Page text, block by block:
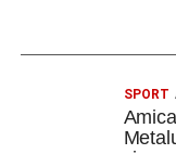
SPORT